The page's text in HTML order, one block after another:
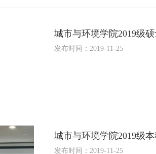
城市与环境学院2019级
发布时间：2019-11-25
城市与环境学院2019级
发布时间：2019-11-25